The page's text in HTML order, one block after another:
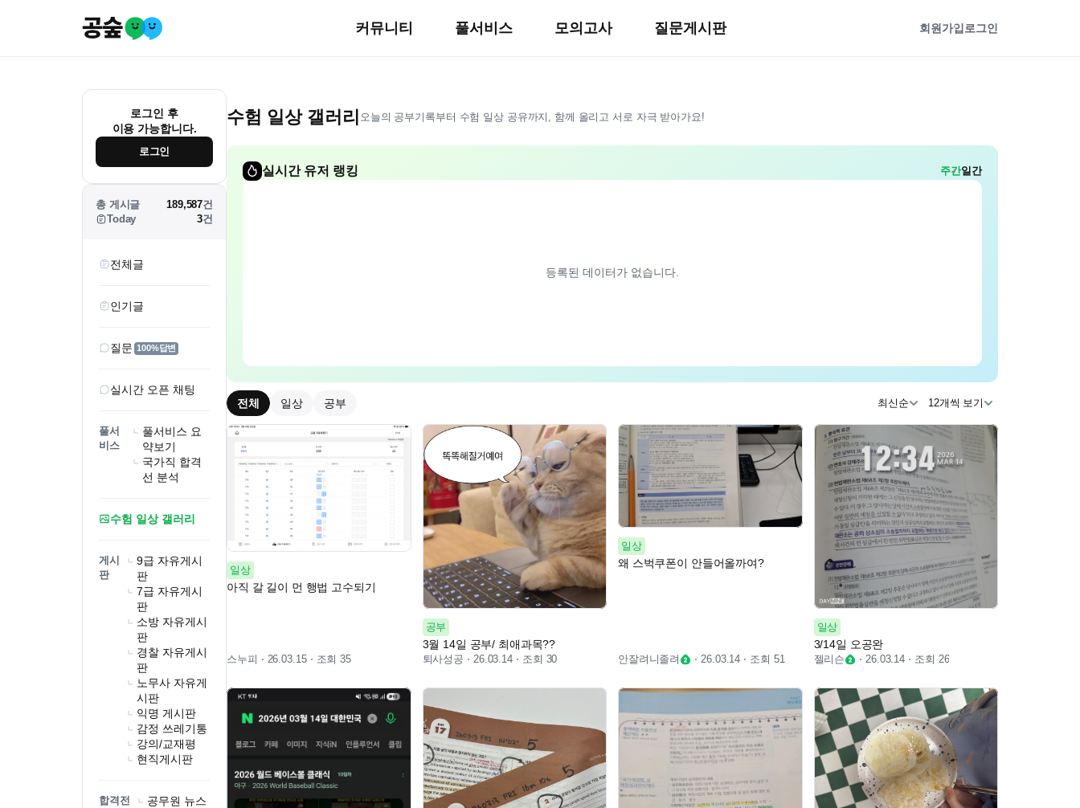
커뮤니티 풀서비스 모의고사 질문게시판 회원가입 로그인
로그인 후
이용 가능합니다.
로그인
총 게시글 189,587건
Today
3건
전체글
인기글
질문 100%답변
실시간 오픈 채팅
풀서
비스
풀서비스 요
약보기
국가직 합격
선 분석
수험 일상 갤러리
게시
판
9급 자유게시
판
7급 자유게시
판
소방 자유게시
판
경찰 자유게시
판
노무사 자유게
시판
익명 게시판
감정 쓰레기통
강의/교재평
현직게시판
합격전
공무원 뉴스
수험 일상 갤러리 오늘의 공부기록부터 수험 일상 공유까지, 함께 올리고 서로 자극 받아가요!
실시간 유저 랭킹 주간일간
등록된 데이터가 없습니다.
전체 일상 공부 최신순 12개씩 보기
일상
아직 갈 길이 먼 행법 고수되기
스누피 26.03.15 조회 35
공부
3월 14일 공부/ 최애과목??
퇴사성공 26.03.14 조회 30
일상
왜 스벅쿠폰이 안들어올까여?
안잘려니졸려 26.03.14 조회 51
일상
3/14일 오공완
젤리슨 26.03.14 조회 26